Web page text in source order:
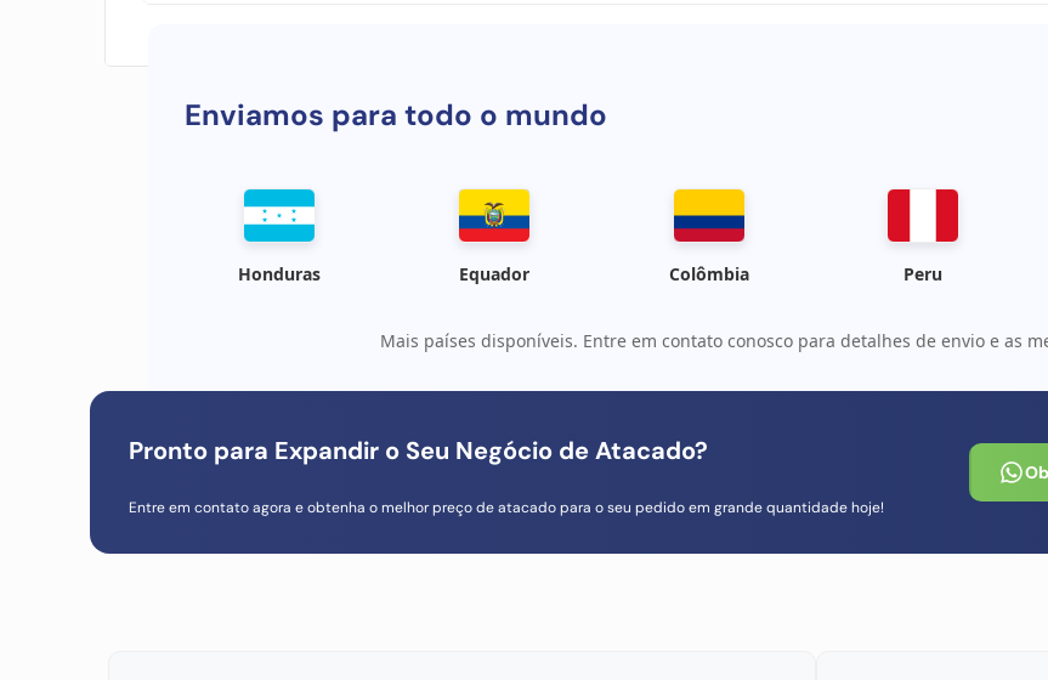
Enviamos para todo o mundo
Honduras Equador Colômbia Peru
Mais países disponíveis. Entre em contato conosco para detalhes de envio e as
Pronto para Expandir o Seu Negócio de Atacado?
Entre em contato agora e obtenha o melhor preço de atacado para o seu pedido em grande quantidade hoje!